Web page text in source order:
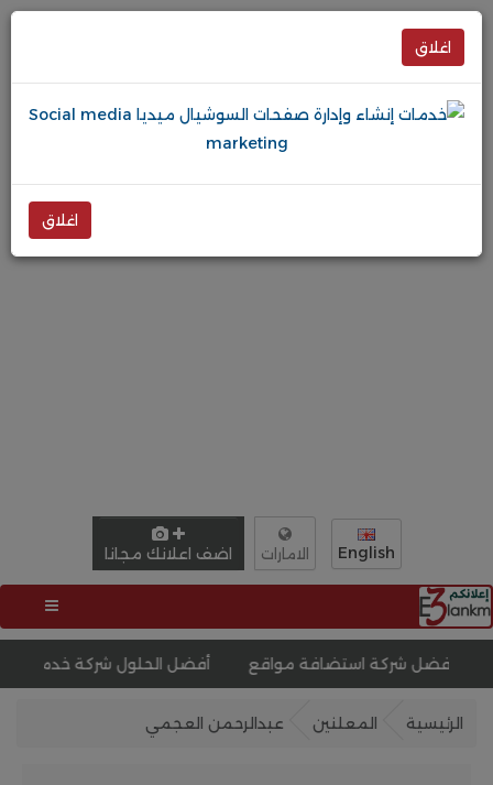
English الامارات اضف اعلانك مجانا
استضافة مواقع أفضل الحلول شركة خدمات الويب
الرئيسية المعلنين عبدالرحمن العجمي
اغلاق
اغلاق